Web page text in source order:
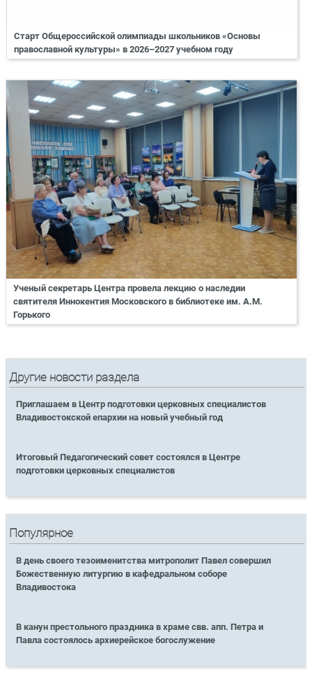
Старт Общероссийской олимпиады школьников «Основы
православной культуры» в 2026–2027 учебном году
Ученый секретарь Центра провела лекцию о наследии
святителя Иннокентия Московского в библиотеке им. А.М.
Горького
Другие новости раздела
Приглашаем в Центр подготовки церковных специалистов
Владивостокской епархии на новый учебный год
Итоговый Педагогический совет состоялся в Центре
подготовки церковных специалистов
Популярное
В день своего тезоименитства митрополит Павел совершил
Божественную литургию в кафедральном соборе
Владивостока
В канун престольного праздника в храме свв. апп. Петра и
Павла состоялось архиерейское богослужение